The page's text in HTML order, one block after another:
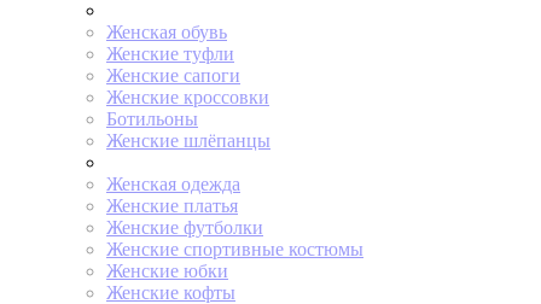
Женская обувь
Женские туфли
Женские сапоги
Женские кроссовки
Ботильоны
Женские шлёпанцы
Женская одежда
Женские платья
Женские футболки
Женские спортивные костюмы
Женские юбки
Женские кофты